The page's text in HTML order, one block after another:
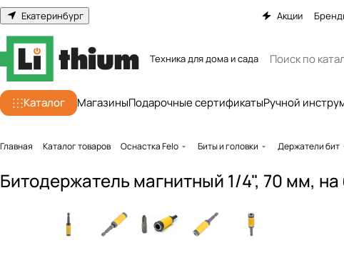
Екатеринбург Акции
Техника для дома и сада
Каталог МагазиныПодарочные сертификатыРучной
Главная Каталог товаров Оснастка Felo Биты и головки Держатели бит
Битодержатель магнитный 1/4", 70 мм,